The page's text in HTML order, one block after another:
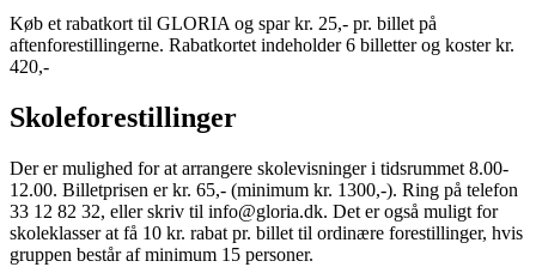
Køb et rabatkort til GLORIA og spar kr. 25,- pr. billet på
aftenforestillingerne. Rabatkortet indeholder 6 billetter og koster kr.
420,-
Skoleforestillinger
Der er mulighed for at arrangere skolevisninger i tidsrummet 8.00-
12.00. Billetprisen er kr. 65,- (minimum kr. 1300,-). Ring på telefon
33 12 82 32, eller skriv til info@gloria.dk. Det er også muligt for
skoleklasser at få 10 kr. rabat pr. billet til ordinære forestillinger, hvis
gruppen består af minimum 15 personer.